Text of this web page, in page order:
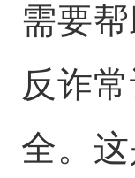
需要
反诈
全。